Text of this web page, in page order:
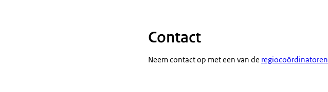
Contact
Neem contact op met een van de regiocoördinatoren